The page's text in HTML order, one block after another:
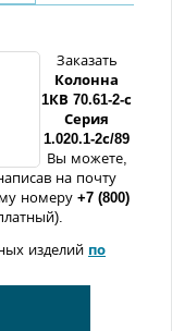
Заказать
Колонна
1КВ 70.61-2-с
Серия
1.020.1-2с/89
Вы можете,
на почту
номеру +7 (800)
изделий по